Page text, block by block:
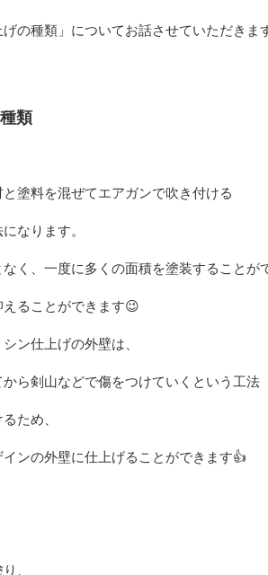
の種類」についてお話させていただきま
類
と塗料を混ぜてエアガンで吹き付ける
なります。
く、一度に多くの面積を塗装することが
ることができます😉
ン仕上げの外壁は、
ら剣山などで傷をつけていくという工法
ため、
ンの外壁に仕上げることができます👍
、